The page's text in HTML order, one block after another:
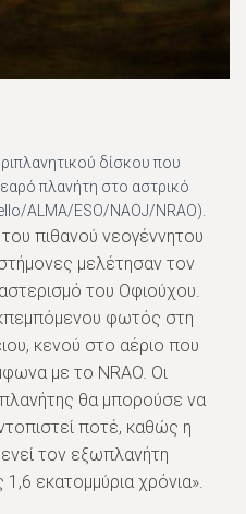
δίσκου που
πλανήτη στο αστρικό
ALMA/ESO/NAOJ/NRAO).
πιθανού νεογέννητου
μελέτησαν τον
του Οφιούχου.
φωτός στη
κενού στο αέριο που
με το NRAO. Οι
θα μπορούσε να
ποτέ, καθώς η
τον εξωπλανήτη
1,6 εκατομμύρια χρόνια».